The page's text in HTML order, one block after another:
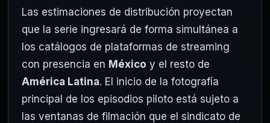
Las estimaciones de distribución proyectan
que la serie ingresará de forma simultánea a
los catálogos de plataformas de streaming
con presencia en México y el resto de
América Latina. El inicio de la fotografía
principal de los episodios piloto está sujeto a
las ventanas de filmación que el sindicato de